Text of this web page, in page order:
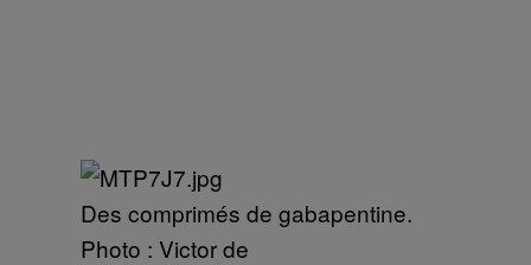
Des comprimés de gabapentine.
Photo : Victor de